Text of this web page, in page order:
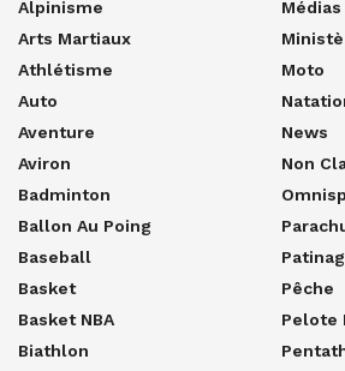
Alpinisme
Arts Martiaux
Athlétisme
Auto
Aventure
Aviron
Badminton
Ballon Au Poing
Baseball
Basket
Basket NBA
Biathlon
Médias
Moto
News
Non
Pêche
Pelote